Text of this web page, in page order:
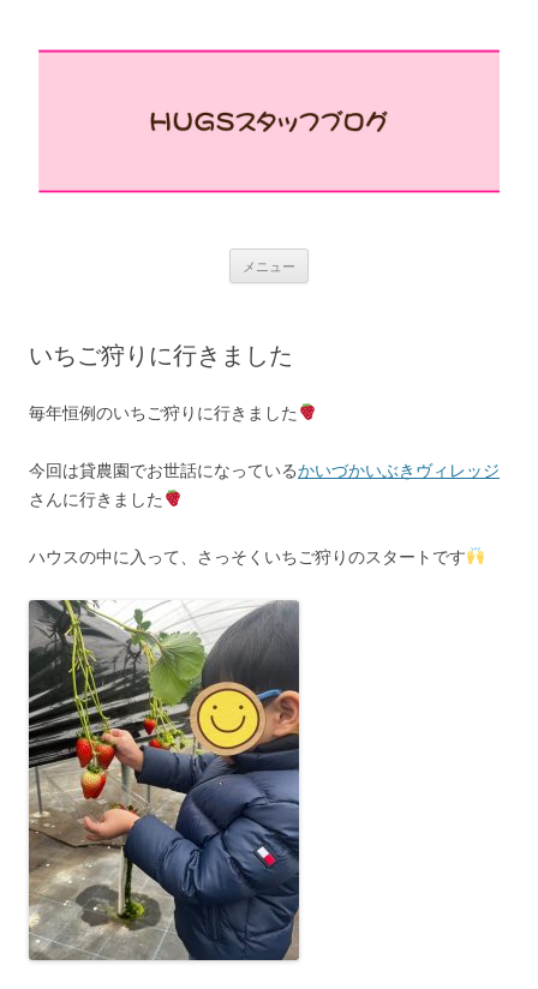
メニュー
プ
いちご狩りに行きました
毎年恒例のいちご狩りに行きました
今回は貸農園でお世話になっているかいづかいぶきヴィレッジ
さんに行きました
ハウスの中に入って、さっそくいちご狩りのスタートです